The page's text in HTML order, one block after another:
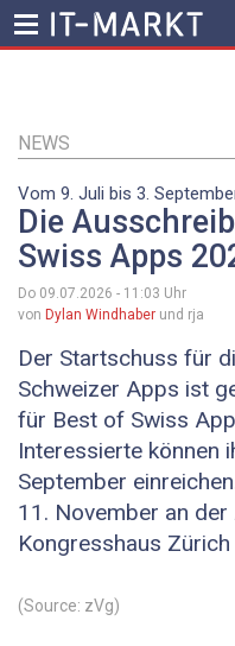
Inhalt
NEWS
Vom 9. Juli bis 3.
Die
Swiss Apps
Do 09.07.2026 - 11:03 Uhr
von Dylan Windhaber und rja
Der Startschuss für
Schweizer Apps ist
für Best of Swiss
Interessierte können
September
11. November an
Kongresshaus
(Source: zVg)